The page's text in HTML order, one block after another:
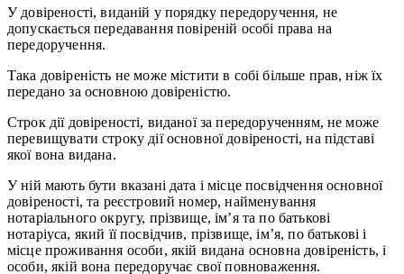
У довіреності, виданій у порядку передоручення, не
допускається передавання повіреній особі права на
передоручення.
Така довіреність не може містити в собі більше прав, ніж їх
передано за основною довіреністю.
Строк дії довіреності, виданої за передорученням, не може
перевищувати строку дії основної довіреності, на підставі
якої вона видана.
У ній мають бути вказані дата і місце посвідчення основної
довіреності, та реєстровий номер, найменування
нотаріального округу, прізвище, ім’я та по батькові
нотаріуса, який її посвідчив, прізвище, ім’я, по батькові і
місце проживання особи, якій видана основна довіреність, і
особи, якій вона передоручає свої повноваження.